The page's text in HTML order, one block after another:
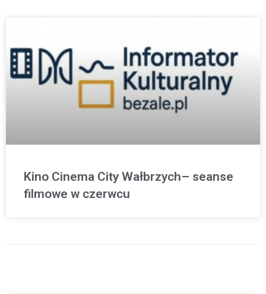
Kino Cinema City Wałbrzych– seanse
filmowe w czerwcu